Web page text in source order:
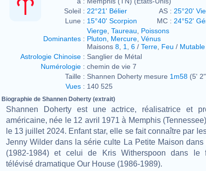
Soleil : 22°21' Bélier AS : 25°20'
Lune : 15°40' Scorpion MC : 24°52'
Dominantes :
Vierge Taureau
Poissons
Pluton
Mercure Vénus
Maisons 8 1 6 / Terre Feu / Mutable
Astrologie Chinoise : Sanglier de Métal
Numérologie : chemin de vie 7
Taille : Shannen Doherty mesure 1m58 (5'
Vues : 140 525
Biographie de Shannen Doherty (extrait)
Shannen Doherty est une actrice, réalisatrice et
américaine, née le 12 avril 1971 à Memphis
le 13 juillet 2024. Enfant star, elle se fait connaître par
Jenny Wilder dans la série culte La Petite Maison dans
(1982-1984) et celui de Kris Witherspoon dans le
télévisé dramatique Our House (1986-1989).